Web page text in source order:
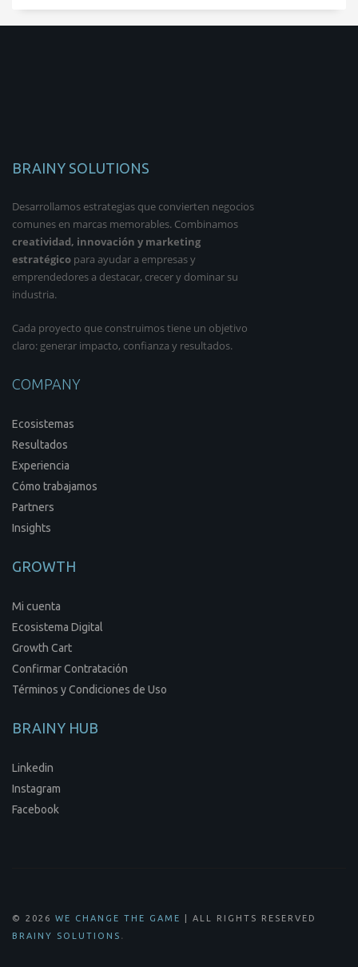
BRAINY SOLUTIONS
Desarrollamos estrategias que convierten negocios
comunes en marcas memorables. Combinamos
creatividad, innovación y marketing
estratégico para ayudar a empresas y
emprendedores a destacar, crecer y dominar su
industria.
Cada proyecto que construimos tiene un objetivo
claro: generar impacto, confianza y resultados.
COMPANY
Ecosistemas
Resultados
Experiencia
Cómo trabajamos
Partners
Insights
GROWTH
Mi cuenta
Ecosistema Digital
Growth Cart
Confirmar Contratación
Términos y Condiciones de Uso
BRAINY HUB
Linkedin
Instagram
Facebook
© 2026 WE CHANGE THE GAME
| ALL RIGHTS RESERVED
BRAINY SOLUTIONS .